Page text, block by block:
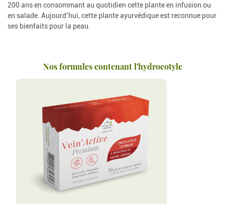
200 ans en consommant au quotidien cette plante en infusion ou
en salade. Aujourd’hui, cette plante ayurvédique est reconnue pour
ses bienfaits pour la peau.
Nos formules contenant l'hydrocotyle